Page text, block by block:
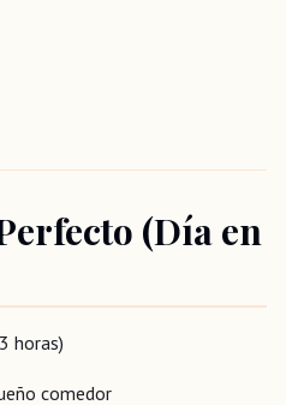
(Día en
horas)
comedor